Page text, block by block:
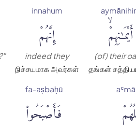
أَيْمَٰنِهِمْۙ
(of) their
தங்கள்
innahum
إِنَّهُمْ
indeed they
நிச்சயமாக அவர்கள்
fa-aṣbaḥū
فَأَصْبَحُوا۟